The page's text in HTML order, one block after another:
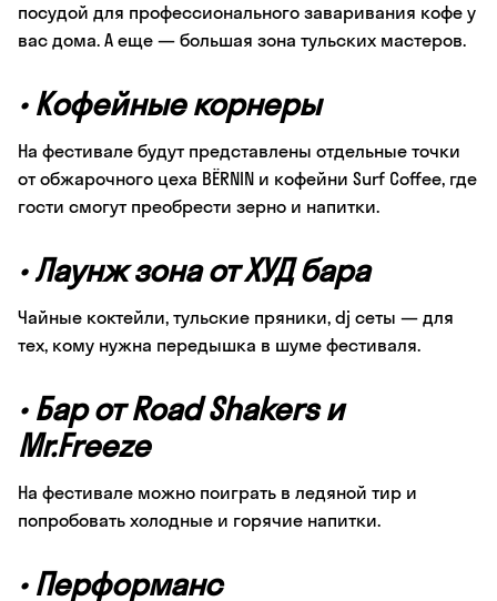
посудой для профессионального заваривания кофе у
вас дома. А еще — большая зона тульских мастеров.
• Кофейные корнеры
На фестивале будут представлены отдельные точки
от обжарочного цеха BЁRNIN и кофейни Surf Coffee, где
гости смогут преобрести зерно и напитки.
•Лаунж зона от ХУД бара
Чайные коктейли, тульские пряники, dj сеты — для
тех, кому нужна передышка в шуме фестиваля.
•Бар от Road Shakers и
Mr.Freeze
На фестивале можно поиграть в ледяной тир и
попробовать холодные и горячие напитки.
• Перформанс